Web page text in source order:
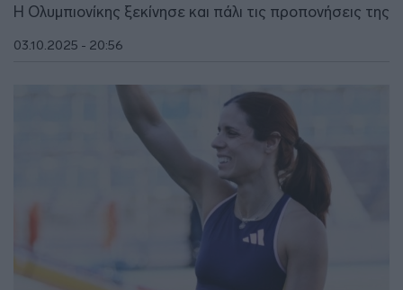
Η Ολυμπιονίκης ξεκίνησε και πάλι τις προπονήσεις της
03.10.2025 - 20:56